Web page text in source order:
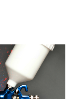
Etki